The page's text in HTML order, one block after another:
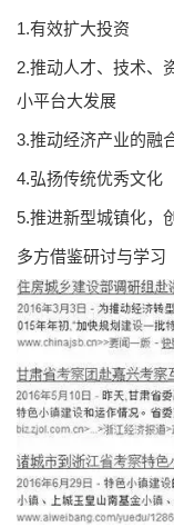
1.有效扩大投资
2.推动人才、技术、
小平台大发展
3.推动经济产业的融
4.弘扬传统优秀文化
5.推进新型城镇化，
多方借鉴研讨与学习